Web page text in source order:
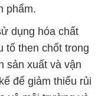
để giảm thiểu rủi
vệ môi trường và
phẩm và dịch vụ
hiểu rằng khách